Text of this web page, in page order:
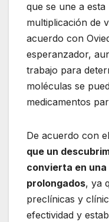
que se une a
multiplicación de
acuerdo con
esperanzador,
trabajo para
moléculas se
medicamentos
De acuerdo con
que un
convierta en
prolongados, ya
preclínicas y
efectividad y